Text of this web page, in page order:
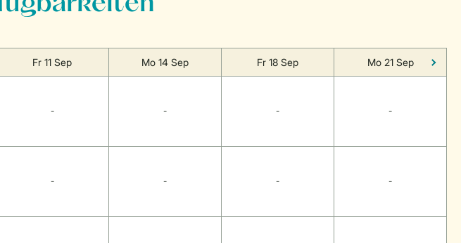
Fr 11 Sep Mo 14 Sep Fr 18 Sep Mo 21 Sep
- - - -
- - - -